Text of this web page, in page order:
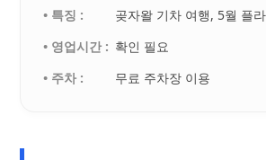
• 특징 :
곶자왈 기차 여행, 5월 플
• 영업시간 : 확인 필요
• 주차 :
무료 주차장 이용